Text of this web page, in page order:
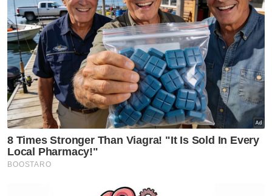
Ketua Hakim Negara, Tun Tengku Maimun
Tuan Mat yang mengetuai panel bersidang
mendengar petisyen difailkan oleh Nik Elin
Zurina Nik Abdul Rashid dan Tengku Yasmin
Nastasha Tengku Abdul Rahman terhadap